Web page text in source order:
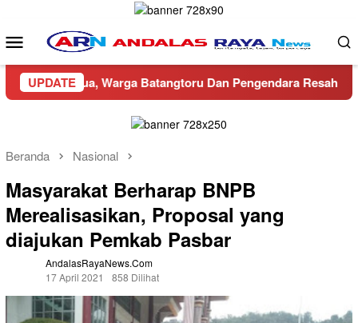
konten
Menu
Mobile
UPDATE
Warga Batangtoru Dan Pengendara Resah
Beranda Nasional
Masyarakat Berharap BNPB
Merealisasikan, Proposal yang
diajukan Pemkab Pasbar
AndalasRayaNews.com
17 April 2021
858 Dilihat